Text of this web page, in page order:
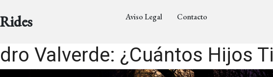
Aviso Legal Contacto
Valverde: ¿Cuántos Hijos